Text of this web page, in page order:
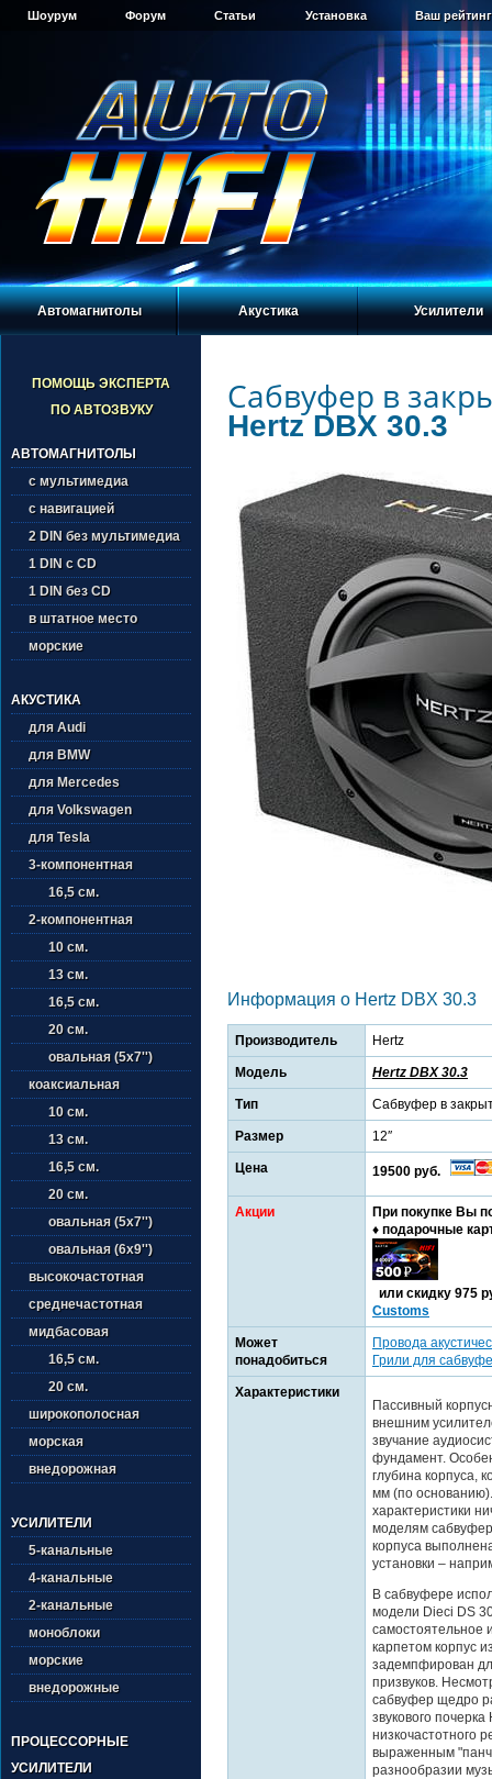
Шоурум Форум Статьи Установка Ваш
Автомагнитолы Акустика Усилители
ПОМОЩЬ ЭКСПЕРТА
ПО АВТОЗВУКУ
АВТОМАГНИТОЛЫ
с мультимедиа
с навигацией
2 DIN без мультимедиа
1 DIN с CD
1 DIN без CD
в штатное место
морские
АКУСТИКА
для Audi
для BMW
для Mercedes
для Volkswagen
для Tesla
3-компонентная
16,5 см.
2-компонентная
10 см.
13 см.
16,5 см.
20 см.
овальная (5х7'')
коаксиальная
10 см.
13 см.
16,5 см.
20 см.
овальная (5х7'')
овальная (6х9'')
высокочастотная
среднечастотная
мидбасовая
16,5 см.
20 см.
широкополосная
морская
внедорожная
УСИЛИТЕЛИ
5-канальные
4-канальные
2-канальные
моноблоки
морские
внедорожные
ПРОЦЕССОРНЫЕ
УСИЛИТЕЛИ
Сабвуфер в
Hertz DBX 30.3
Информация о Hertz DBX 30.3
Производитель Hertz
Модель Hertz DBX 30.3
Тип Сабвуфер в
Размер 12″
Цена 19500 руб.
Акции
При покупке Вы
♦ подарочные
или cкидку 975
Customs
Может
понадобиться
Провода
Грили для
Характеристики
Пассивный
внешним
звучание
фундамент.
глубина корпуса,
мм (по
характеристики
моделям
корпуса
установки –
В сабвуфере
модели Dieci DS
самостоятельное
карпетом корпус
задемпфирован
призвуков.
сабвуфер щедро
звукового
низкочастотного
выраженным
разнообразии